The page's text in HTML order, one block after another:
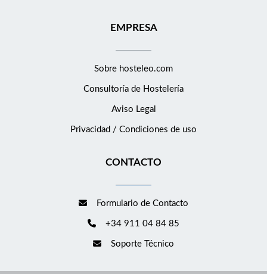
EMPRESA
Sobre hosteleo.com
Consultoría de Hostelería
Aviso Legal
Privacidad / Condiciones de uso
CONTACTO
Formulario de Contacto
+34 911 04 84 85
Soporte Técnico